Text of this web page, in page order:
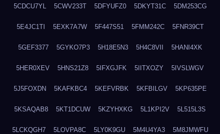
5CDCU7YL 5CWV233T 5DFYUFZ0 5DKYT31C 5DM253CG
5E4JC1TI 5EXK7A7W 5F447S51 5FMM242C 5FNR39CT
5GEF3377 5GYKO7P3 5H18E5N3 5H4C8VII 5HANI4XK
5HER0XEV 5HNS21Z8 5IFXGJFK 5IITXOZY 5IVSLWGV
5J5FOXDN 5KAFKBC4 5KEFVRBK 5KFBILGV 5KP635PE
5KSAQAB8 5KT1DCUW 5KZYHXKG 5L1KPI2V 5L515L3S
5LCKQGH7 5LOVPA8C 5LY0K9GU 5M4U4YA3 5M8JMWFU